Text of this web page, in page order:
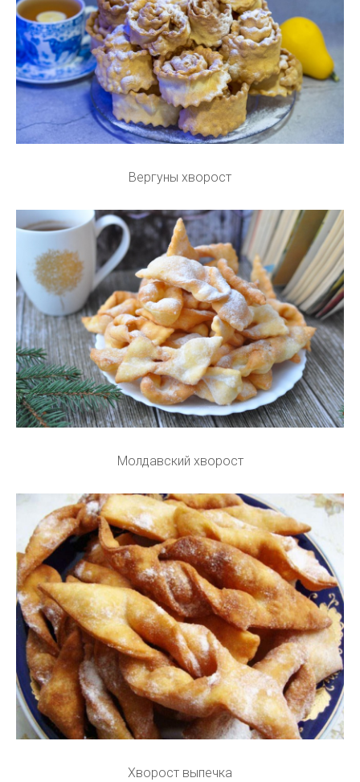
Вергуны хворост
Молдавский хворост
Хворост выпечка